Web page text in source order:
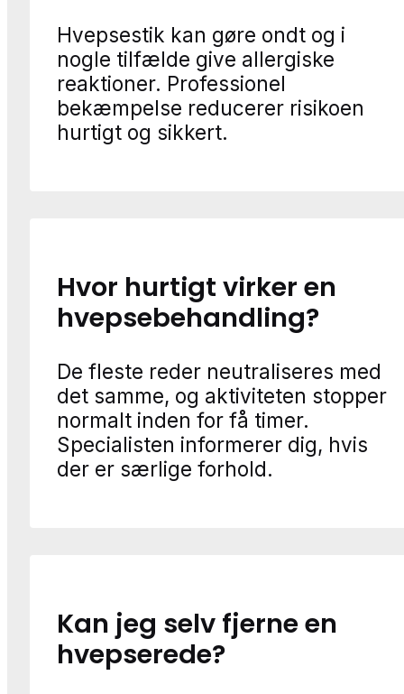
Hvepsestik kan gøre ondt og i
nogle tilfælde give allergiske
reaktioner. Professionel
bekæmpelse reducerer risikoen
hurtigt og sikkert.
Hvor hurtigt virker en
hvepsebehandling?
De fleste reder neutraliseres med
det samme, og aktiviteten stopper
normalt inden for få timer.
Specialisten informerer dig, hvis
der er særlige forhold.
Kan jeg selv fjerne en
hvepserede?